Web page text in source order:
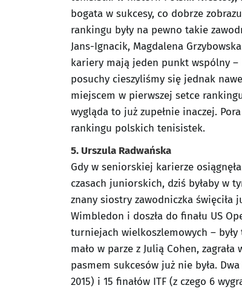
bogata w sukcesy, co dobrze
rankingu były na pewno takie
Jans-Ignacik, Magdalena
kariery mają jeden punkt wspólny –
posuchy cieszyliśmy się jednak
miejscem w pierwszej setce
wygląda to już zupełnie inaczej.
rankingu polskich tenisistek.
5. Urszula Radwańska
Gdy w seniorskiej karierze
czasach juniorskich, dziś byłaby w
znany siostry zawodniczka święciła
Wimbledon i doszła do finału US
turniejach wielkoszlemowych –
mało w parze z Julią Cohen,
pasmem sukcesów już nie była.
2015) i 15 finałów ITF (z czego 6